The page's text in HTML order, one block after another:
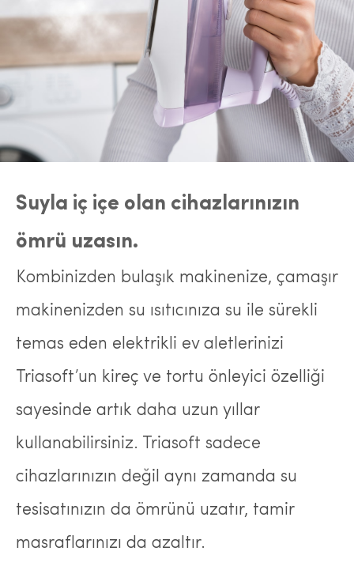
Suyla iç içe olan cihazlarınızın
ömrü uzasın.
Kombinizden bulaşık makinenize, çamaşır
makinenizden su ısıtıcınıza su ile sürekli
temas eden elektrikli ev aletlerinizi
Triasoft’un kireç ve tortu önleyici özelliği
sayesinde artık daha uzun yıllar
kullanabilirsiniz. Triasoft sadece
cihazlarınızın değil aynı zamanda su
tesisatınızın da ömrünü uzatır, tamir
masraflarınızı da azaltır.